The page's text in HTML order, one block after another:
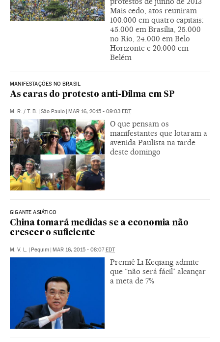
Mais cedo, atos reuniram
100.000 em quatro capitais:
45.000 em Brasília, 25.000
no Rio, 24.000 em Belo
Horizonte e 20.000 em
Belém
MANIFESTAÇÕES NO BRASIL
As caras do protesto anti-Dilma em SP
M. R. / T. B. | São Paulo | MAR 16, 2015 - 09:03 EDT
O que pensam os
manifestantes que lotaram a
avenida Paulista na tarde
deste domingo
GIGANTE ASIÁTICO
China tomará medidas se a economia não
crescer o suficiente
M. V. L. | Pequim | MAR 16, 2015 - 08:07EDT
Premiê Li Keqiang admite
que “não será fácil” alcançar
a meta de 7%